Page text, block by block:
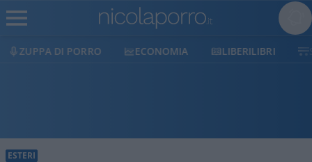
ECONOMIA LIBERILIBRI SHOP
ESTERI